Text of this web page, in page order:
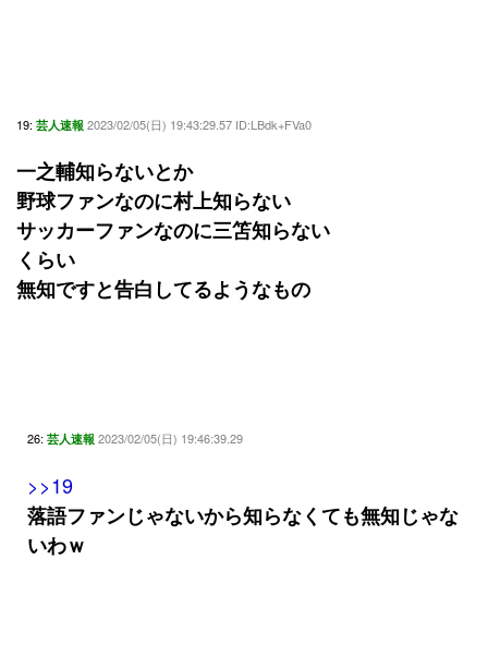
19: 芸人速報 2023/02/05(日) 19:43:29.57 ID:LBdk+FVa0
一之輔知らないとか
野球ファンなのに村上知らない
サッカーファンなのに三笘知らない
くらい
無知ですと告白してるようなもの
26: 芸人速報 2023/02/05(日) 19:46:39.29
>>19
落語ファンじゃないから知らなくても無知じゃな
いわｗ